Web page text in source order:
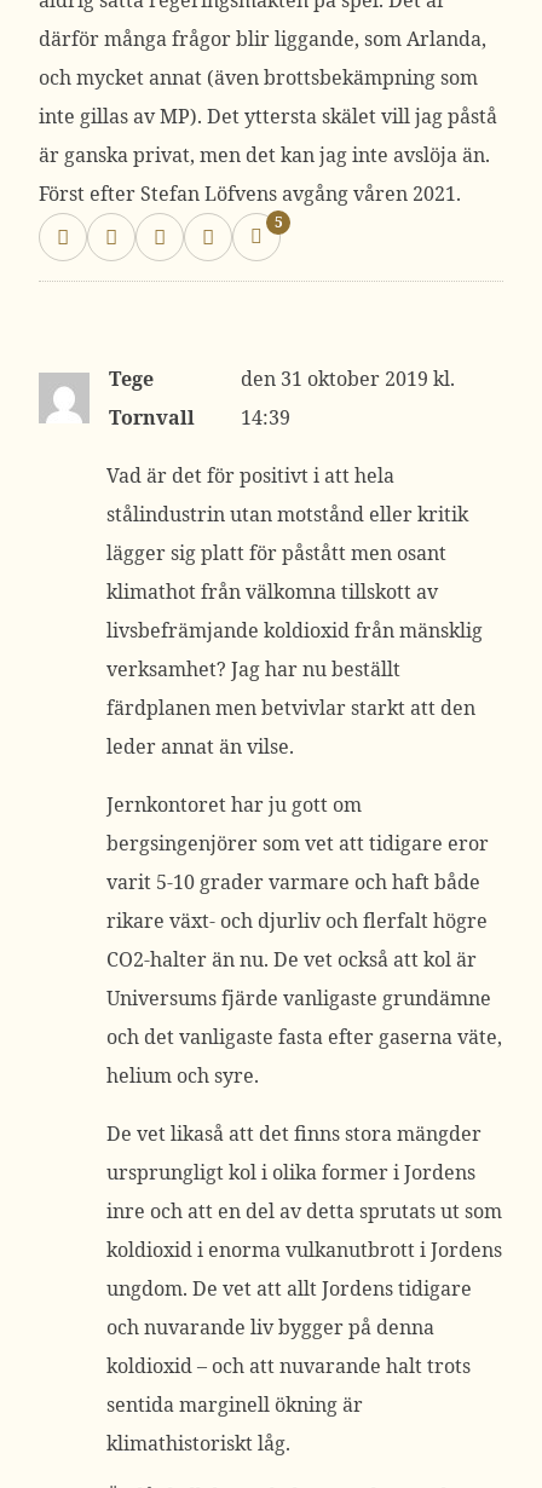
därför många frågor blir liggande, som Arlanda,
och mycket annat (även brottsbekämpning som
inte gillas av MP). Det yttersta skälet vill jag påstå
är ganska privat, men det kan jag inte avslöja än.
Först efter Stefan Löfvens avgång våren 2021.
5
Tege
Tornvall
31 oktober 2019 kl.
14:39
Vad är det för positivt i att hela
stålindustrin utan motstånd eller kritik
lägger sig platt för påstått men osant
klimathot från välkomna tillskott av
livsbefrämjande koldioxid från mänsklig
verksamhet? Jag har nu beställt
färdplanen men betvivlar starkt att den
leder annat än vilse.
Jernkontoret har ju gott om
bergsingenjörer som vet att tidigare eror
varit 5-10 grader varmare och haft både
rikare växt- och djurliv och flerfalt högre
CO2-halter än nu. De vet också att kol är
Universums fjärde vanligaste grundämne
och det vanligaste fasta efter gaserna väte,
helium och syre.
De vet likaså att det finns stora mängder
ursprungligt kol i olika former i Jordens
inre och att en del av detta sprutats ut som
koldioxid i enorma vulkanutbrott i Jordens
ungdom. De vet att allt Jordens tidigare
och nuvarande liv bygger på denna
koldioxid – och att nuvarande halt trots
sentida marginell ökning är
klimathistoriskt låg.